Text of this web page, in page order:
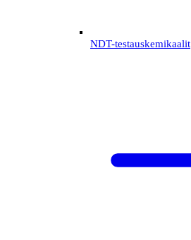
NDT-testauskemikaalit